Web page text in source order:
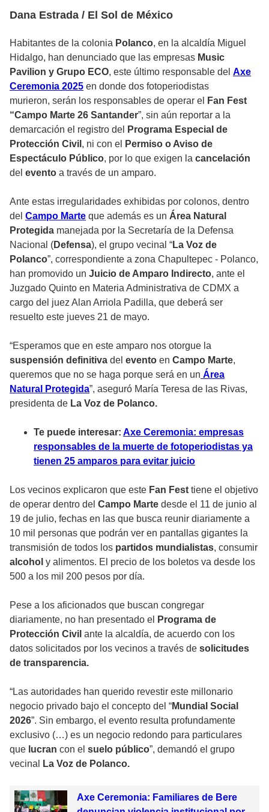
Dana Estrada / El Sol de México
Habitantes de la colonia Polanco, en la alcaldía Miguel
Hidalgo, han denunciado que las empresas Music
Pavilion y Grupo ECO, este último responsable del Axe
Ceremonia 2025 en donde dos fotoperiodistas
murieron, serán los responsables de operar el
Fan Fest
“Campo Marte 26 Santander”, sin aún reportar a la
demarcación el registro del
Programa Especial de
Protección Civil , ni con el
Permiso o Aviso de
Espectáculo Público, por lo que exigen la cancelación
del evento a través de un amparo.
Ante estas irregularidades exhibidas por colonos, dentro
del Campo Marte que además es un Área Natural
Protegida manejada por la Secretaría de la Defensa
Nacional (Defensa), el grupo vecinal “La Voz de
Polanco”, correspondiente a zona Chapultepec - Polanco,
han promovido un Juicio de Amparo Indirecto, ante el
Juzgado Quinto en Materia Administrativa de CDMX a
cargo del juez Alan Arriola Padilla, que deberá ser
resuelto este jueves 21 de mayo.
“Esperamos que en este amparo nos otorgue la
suspensión definitiva del evento en Campo Marte,
queremos que no se haga porque será en un Área
Natural Protegida”, aseguró María Teresa de las Rivas,
presidenta de La Voz de Polanco.
Te puede interesar: Axe Ceremonia: empresas
responsables de la muerte de fotoperiodistas ya
tienen 25 amparos para evitar juicio
Los vecinos explicaron que este Fan Fest tiene el objetivo
de operar dentro del Campo Marte desde el 11 de junio al
19 de julio, fechas en las que busca reunir diariamente a
10 mil personas que podrán ver en pantallas gigantes la
transmisión de todos los partidos mundialistas, consumir
alcohol y alimentos. El precio de los boletos va desde los
500 a los mil 200 pesos por día.
Pese a los aficionados que buscan congregar
diariamente, no han presentado el
Programa de
Protección Civil ante la alcaldía, de acuerdo con los
datos solicitados por los vecinos a través de solicitudes
de transparencia.
“Las autoridades han querido revestir este millonario
negocio privado bajo el concepto del “Mundial Social
2026”. Sin embargo, el evento resulta profundamente
exclusivo (…) es un negocio redondo para particulares
que lucran con el suelo público”, demandó el grupo
vecinal
La Voz de Polanco.
Axe Ceremonia: Familiares de Bere